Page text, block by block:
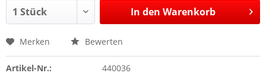
In den Warenkorb
Merken Bewerten
Artikel-Nr.: 440036